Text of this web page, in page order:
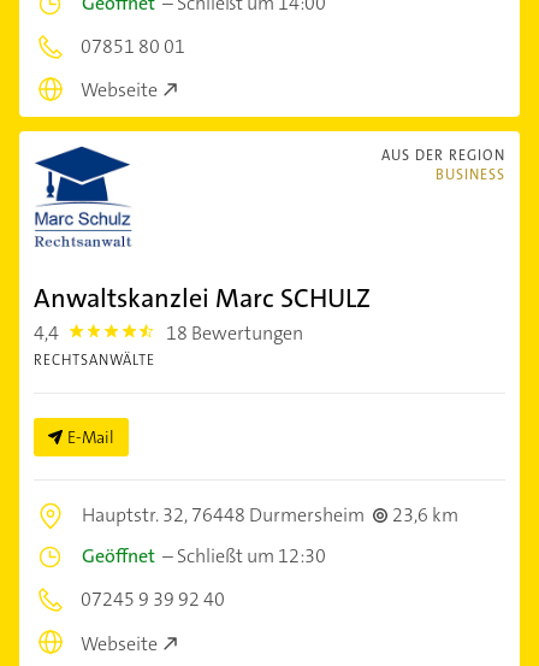
07851 80 01
Webseite
AUS DER REGION
BUSINESS
Anwaltskanzlei Marc SCHULZ
4,4 4.4 18 Bewertungen
RECHTSANWÄLTE
E-Mail
Hauptstr. 32,76448 Durmersheim
23,6 km
Geöffnet –Schließt um 12:30
07245 9 39 92 40
Webseite